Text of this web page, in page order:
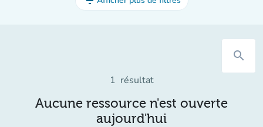
search
1 résultat
Aucune ressource n'est ouverte
aujourd'hui